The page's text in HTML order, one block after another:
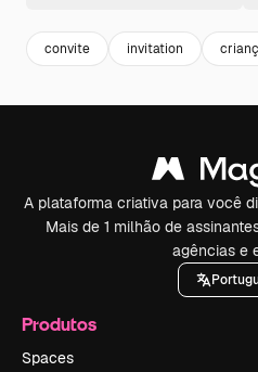
convite invitation
A plataforma criativa para você
Mais de 1 milhão de
agências e
Produtos
Spaces